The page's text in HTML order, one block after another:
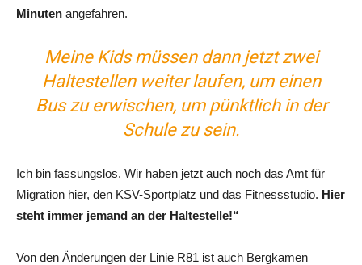
Minuten angefahren.
Meine Kids müssen dann jetzt zwei
Haltestellen weiter laufen, um einen
Bus zu erwischen, um pünktlich in der
Schule zu sein.
Ich bin fassungslos. Wir haben jetzt auch noch das Amt für
Migration hier, den KSV-Sportplatz und das Fitnessstudio. Hier
steht immer jemand an der Haltestelle!“
Von den Änderungen der Linie R81 ist auch Bergkamen